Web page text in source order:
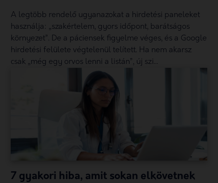
A legtöbb rendelő ugyanazokat a hirdetési paneleket
használja: „szakértelem, gyors időpont, barátságos
környezet”. De a páciensek figyelme véges, és a Google
hirdetési felülete végtelenül telített. Ha nem akarsz
csak „még egy orvos lenni a listán”, új szi...
7 gyakori hiba, amit sokan elkövetnek